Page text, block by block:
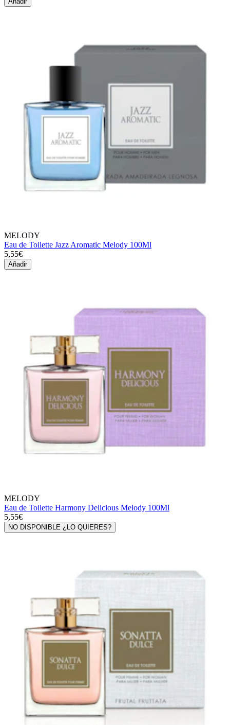
MELODY
Eau de Toilette Jazz Aromatic Melody 100Ml
5,55€
Añadir
MELODY
Eau de Toilette Harmony Delicious Melody 100Ml
5,55€
NO DISPONIBLE ¿LO QUIERES?